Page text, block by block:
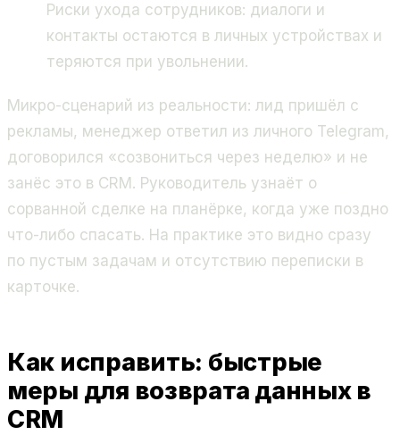
Риски ухода сотрудников: диалоги и
контакты остаются в личных устройствах и
теряются при увольнении.
Микро-сценарий из реальности: лид пришёл с
рекламы, менеджер ответил из личного Telegram,
договорился «созвониться через неделю» и не
занёс это в CRM. Руководитель узнаёт о
сорванной сделке на планёрке, когда уже поздно
что-либо спасать. На практике это видно сразу
по пустым задачам и отсутствию переписки в
карточке.
Как исправить: быстрые
меры для возврата данных в
CRM